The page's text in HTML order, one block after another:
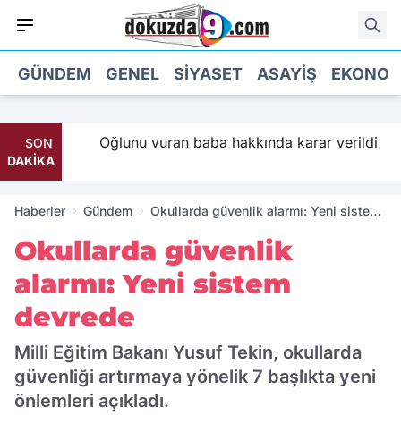
GÜNDEM GENEL SIYASET ASAYIŞ
SON
DAKİKA
Parti Oğlunu vuran baba hakkında karar verildi
Haberler Gündem
Okullarda güvenlik alarmı: Yeni sistem
Okullarda güvenlik
alarmı: Yeni sistem
devrede
Milli Eğitim Bakanı Yusuf Tekin, okullarda
güvenliği artırmaya yönelik 7 başlıkta yeni
önlemleri açıkladı.